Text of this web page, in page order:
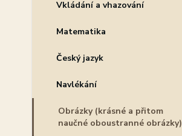
Vkládání a vhazování
Matematika
Český jazyk
Navlékání
Obrázky (krásné a přitom
naučné oboustranné obrázky)